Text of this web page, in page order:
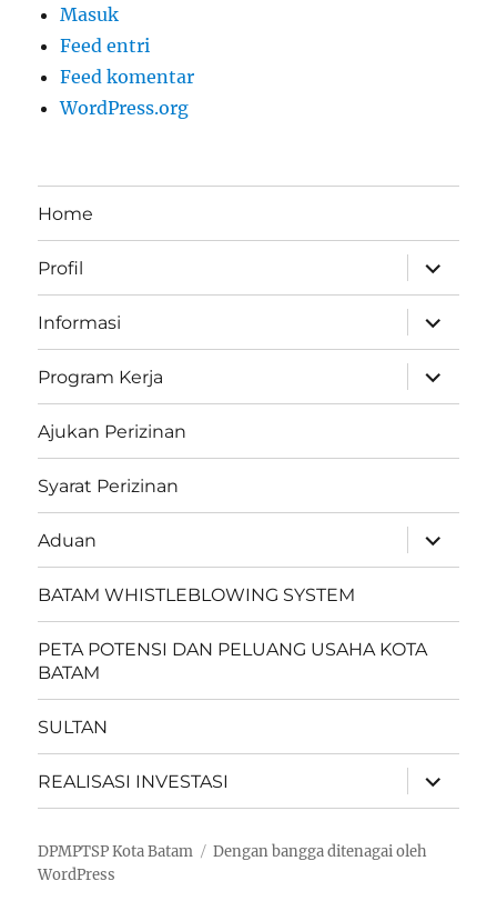
Masuk
Feed entri
Feed komentar
WordPress.org
Home
Profil
perlebar
menu
anak
Informasi
perlebar
menu
anak
Program Kerja
perlebar
menu
anak
Ajukan Perizinan
Syarat Perizinan
Aduan
perlebar
menu
anak
BATAM WHISTLEBLOWING SYSTEM
PETA POTENSI DAN PELUANG USAHA KOTA
BATAM
SULTAN
REALISASI INVESTASI
perlebar
menu
anak
DPMPTSP Kota Batam
Dengan bangga ditenagai oleh
WordPress